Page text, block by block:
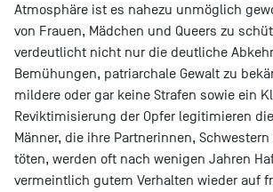
Atmosphäre ist es nahezu unmöglich
von Frauen, Mädchen und Queers zu
verdeutlicht nicht nur die deutliche
Bemühungen, patriarchale Gewalt zu
mildere oder gar keine Strafen sowie ein
Reviktimisierung der Opfer legitimieren
Männer, die ihre Partnerinnen,
töten, werden oft nach wenigen Jahren
vermeintlich gutem Verhalten wieder auf